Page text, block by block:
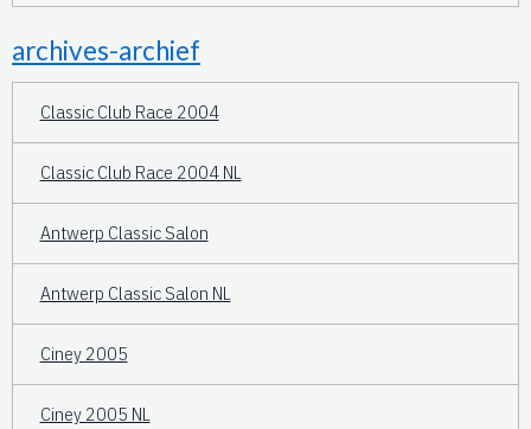
archives-archief
Classic Club Race 2004
Classic Club Race 2004 NL
Antwerp Classic Salon
Antwerp Classic Salon NL
Ciney 2005
Ciney 2005 NL